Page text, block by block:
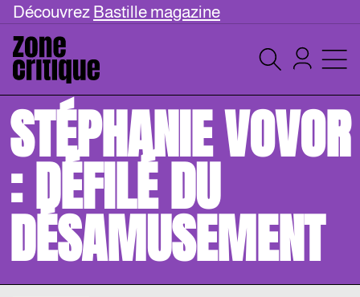
Découvrez Bastille magazine
STÉPHANIE VOVOR
: DÉFILÉ DU
DÉSAMUSEMENT